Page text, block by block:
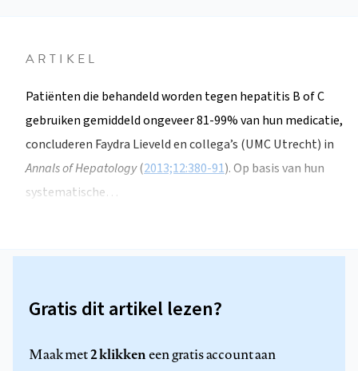
ARTIKEL
Patiënten die behandeld worden tegen hepatitis B of C
gebruiken gemiddeld ongeveer 81-99% van hun medicatie,
concluderen Faydra Lieveld en collega’s (UMC Utrecht) in
Annals of Hepatology(2013;12:380-91). Op basis van hun
systematische…
Gratis dit artikel lezen?
Maak met2 klikkeneen gratis account aan